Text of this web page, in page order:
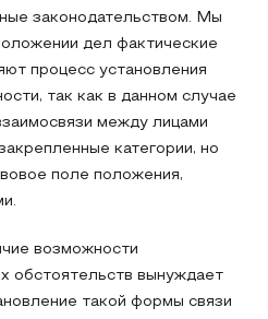
законодательством. Мы
дел фактические
процесс установления
так как в данном случае
между лицами
категории, но
поле положения,
возможности
обстоятельств вынуждает
такой формы связи